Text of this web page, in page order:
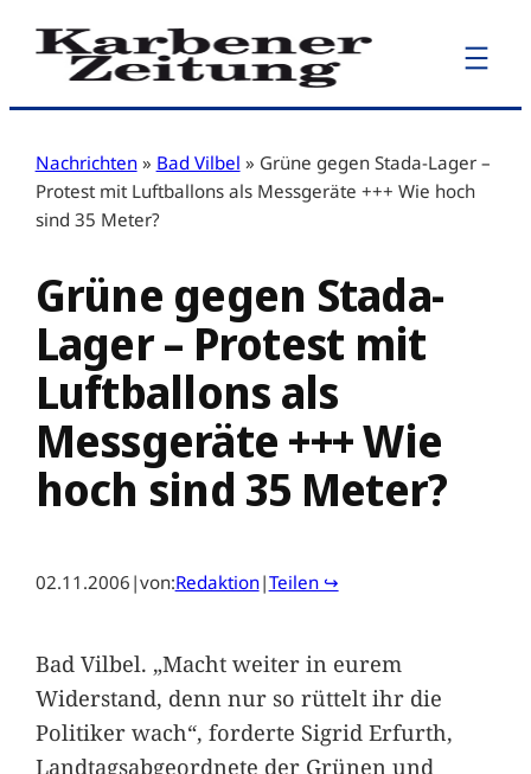
Zum
Inhalt
Nachrichten » Bad Vilbel » Grüne gegen Stada-Lager –
Protest mit Luftballons als Messgeräte +++ Wie hoch
sind 35 Meter?
Grüne gegen Stada-
Lager – Protest mit
Luftballons als
Messgeräte +++ Wie
hoch sind 35 Meter?
02.11.2006 |von:Redaktion|Teilen ↪
Bad Vilbel. „Macht weiter in eurem
Widerstand, denn nur so rüttelt ihr die
Politiker wach“, forderte Sigrid Erfurth,
Landtagsabgeordnete der Grünen und